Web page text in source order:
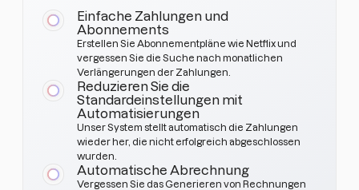
Einfache Zahlungen und
Abonnements
Erstellen Sie Abonnementpläne wie Netflix und
vergessen Sie die Suche nach monatlichen
Verlängerungen der Zahlungen.
Reduzieren Sie die
Standardeinstellungen mit
Automatisierungen
Unser System stellt automatisch die Zahlungen
wieder her, die nicht erfolgreich abgeschlossen
wurden.
Automatische Abrechnung
Vergessen Sie das Generieren von Rechnungen